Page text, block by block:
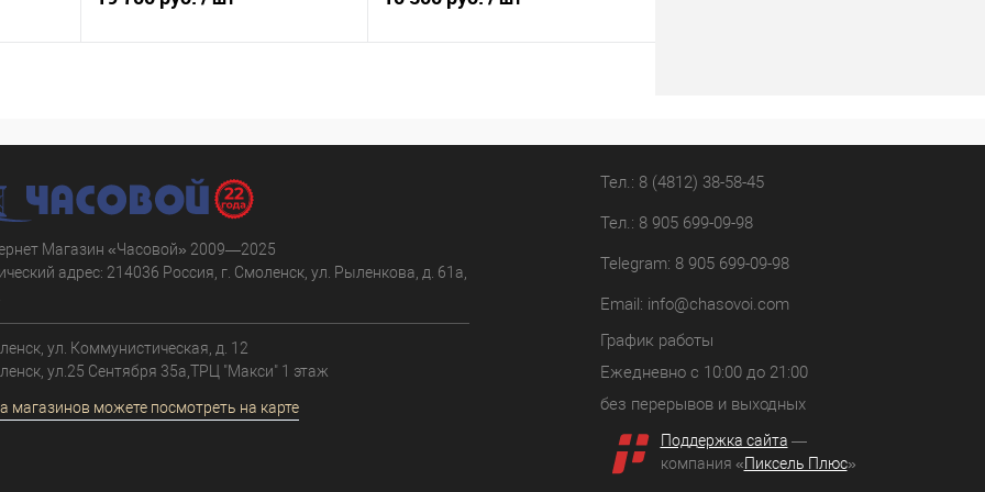
Купить в 1 клик
К сравнению
В избранное
Купить в 1 клик
К сравнению
В наличии
Магазин «Часовой» 2009—2025
адрес: 214036 Россия, г. Смоленск, ул. Рыленкова, д. 61а,
ул. Коммунистическая, д. 12
ул.25 Сентября 35а,ТРЦ "Макси" 1 этаж
магазинов можете посмотреть на карте
Тел.: 8 (4812) 38-58-45
Тел.: 8 905 699-09-98
Telegram: 8 905 699-09-98
Email: info@chasovoi.com
График работы
Ежедневно с 10:00 до 21:00
без перерывов и выходных
Поддержка сайта —
компания «Пиксель Плюс»